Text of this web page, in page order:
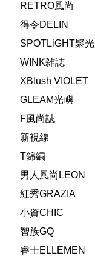
RETRO風尚
得令DELIN
SPOTLiGHT聚光
WINK雑誌
XBlush VIOLET
GLEAM光嶼
F風尚誌
新視線
T錦繍
男人風尚LEON
紅秀GRAZIA
小資CHIC
智族GQ
睿士ELLEMEN